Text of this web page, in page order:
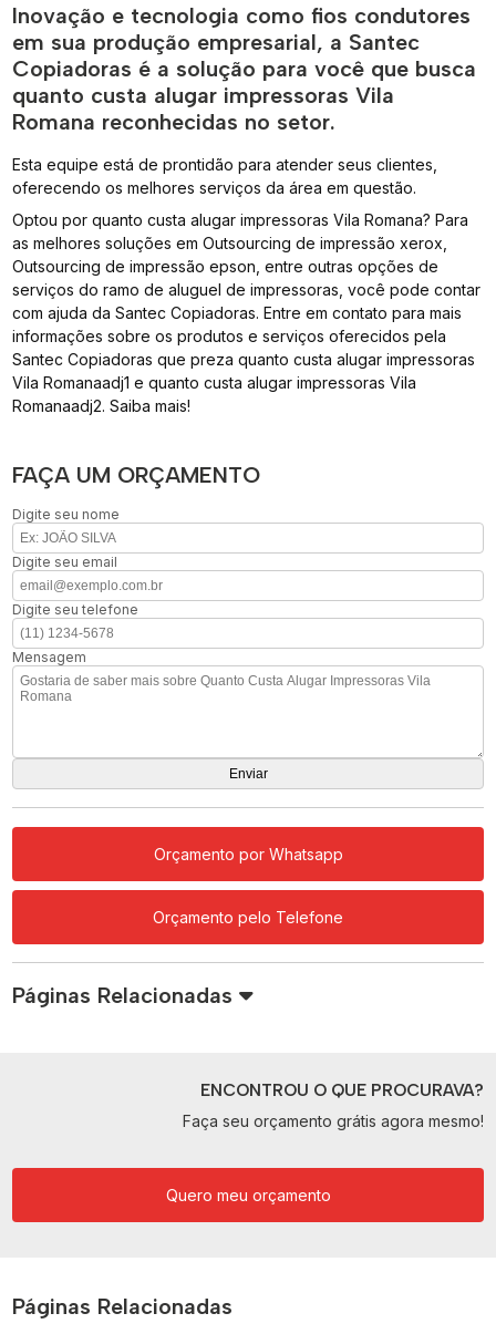
Inovação e tecnologia como fios condutores
em sua produção empresarial, a Santec
Copiadoras é a solução para você que busca
quanto custa alugar impressoras Vila
Romana reconhecidas no setor.
Esta equipe está de prontidão para atender seus clientes,
oferecendo os melhores serviços da área em questão.
Optou por quanto custa alugar impressoras Vila Romana? Para
as melhores soluções em Outsourcing de impressão xerox,
Outsourcing de impressão epson, entre outras opções de
serviços do ramo de aluguel de impressoras, você pode contar
com ajuda da Santec Copiadoras. Entre em contato para mais
informações sobre os produtos e serviços oferecidos pela
Santec Copiadoras que preza quanto custa alugar impressoras
Vila Romanaadj1 e quanto custa alugar impressoras Vila
Romanaadj2. Saiba mais!
FAÇA UM ORÇAMENTO
Digite seu nome
Digite seu email
Digite seu telefone
Mensagem
Orçamento por Whatsapp
Orçamento pelo Telefone
Páginas Relacionadas
ENCONTROU O QUE PROCURAVA?
Faça seu orçamento grátis agora mesmo!
Quero meu orçamento
Páginas Relacionadas